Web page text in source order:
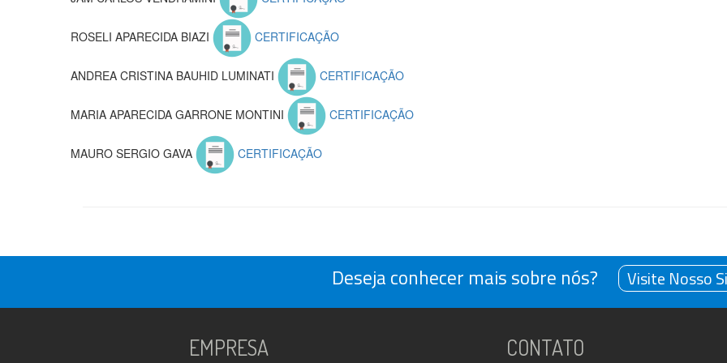
ROSELI APARECIDA BIAZI CERTIFICAÇÃO
ANDREA CRISTINA BAUHID LUMINATI CERTIFICAÇÃO
MARIA APARECIDA GARRONE MONTINI CERTIFICAÇÃO
MAURO SERGIO GAVA CERTIFICAÇÃO
Deseja conhecer mais sobre nós? Visite Nosso
EMPRESA CONTATO